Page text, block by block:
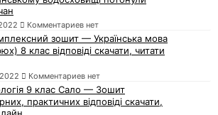
Комментариев нет
зошит — Українська мова
8 клас відповіді скачати, читати
Комментариев нет
9 клас Сало — Зошит
практичних відповіді скачати,